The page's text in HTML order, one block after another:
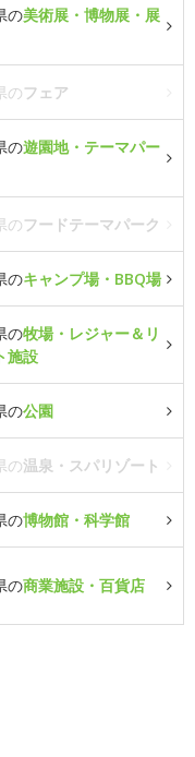
の美術展・博物展・展
のフェア
の遊園地・テーマパー
のフードテーマパーク
のキャンプ場・BBQ場
の牧場・レジャー＆リ
施設
の公園
の温泉・スパリゾート
の博物館・科学館
の商業施設・百貨店